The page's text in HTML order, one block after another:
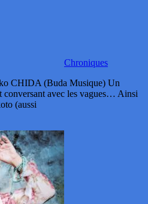
Chroniques
CHIDA (Buda Musique) Un
conversant avec les vagues… Ainsi
(aussi